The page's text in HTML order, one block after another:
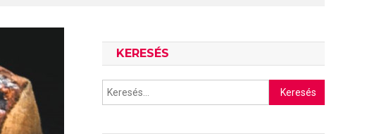
KERESÉS
Keresés: